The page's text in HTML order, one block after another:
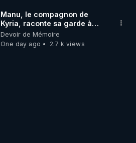
Manu, le compagnon de
Kyria, raconte sa garde à
vue musclée. PARTAGEZ!
Devoir de Mémoire
One day ago
2.7 k views